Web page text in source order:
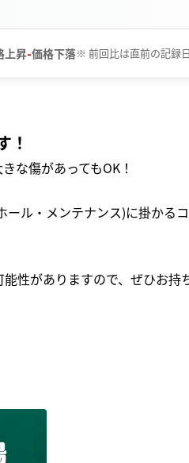
上昇-価格下落※ 前回比は直前の記録
！
な傷があってもOK！
ル・メンテナンス)に掛か
性がありますので、ぜひお持